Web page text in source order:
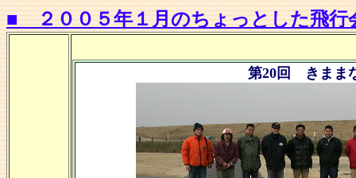
■ ２００５年１月のちょっとした飛
第20回 きまま